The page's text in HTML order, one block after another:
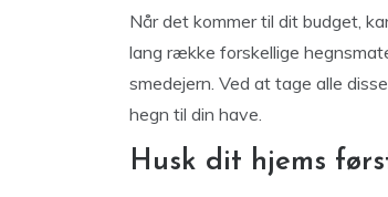
Når det kommer til dit budget,
lang række forskellige
smedejern. Ved at tage alle
hegn til din have.
Husk dit hjems